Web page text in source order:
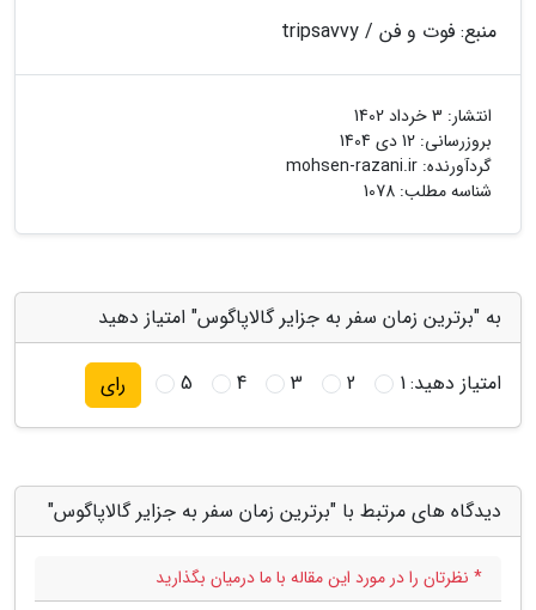
منبع: فوت و فن / tripsavvy
انتشار: 3 خرداد 1402
بروزرسانی: 12 دی 1404
گردآورنده: mohsen-razani.ir
شناسه مطلب: 1078
به "برترین زمان سفر به جزایر گالاپاگوس" امتیاز دهید
امتیاز دهید:1
2
3
4
5 رای
دیدگاه های مرتبط با "برترین زمان سفر به جزایر گالاپاگوس"
* نظرتان را در مورد این مقاله با ما درمیان بگذارید